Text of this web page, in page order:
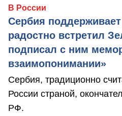
В России
Сербия
радостно встретил
подписал с ним
взаимопонимании»
Сербия, традиционно
России страной,
РФ.